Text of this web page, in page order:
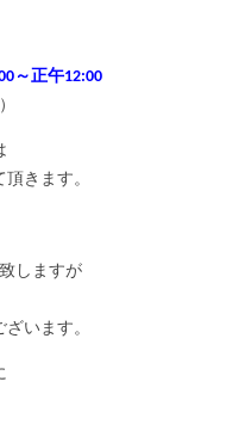
～正午12:00
きます。
しますが
います。